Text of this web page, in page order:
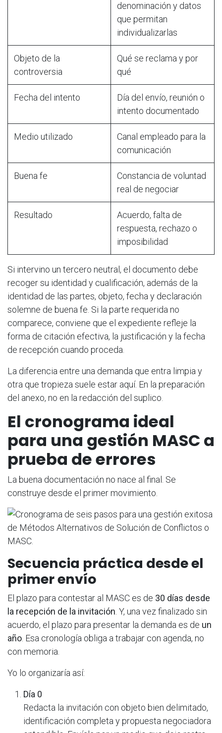
denominación y datos
que permitan
individualizarlas
Objeto de la
controversia
Qué se reclama y por
qué
Fecha del intento
Día del envío, reunión o
intento documentado
Medio utilizado
Canal empleado para la
comunicación
Buena fe
Constancia de voluntad
real de negociar
Resultado
Acuerdo, falta de
respuesta, rechazo o
imposibilidad
Si intervino un tercero neutral, el documento debe
recoger su identidad y cualificación, además de la
identidad de las partes, objeto, fecha y declaración
solemne de buena fe. Si la parte requerida no
comparece, conviene que el expediente refleje la
forma de citación efectiva, la justificación y la fecha
de recepción cuando proceda.
La diferencia entre una demanda que entra limpia y
otra que tropieza suele estar aquí. En la preparación
del anexo, no en la redacción del suplico.
El cronograma ideal
para una gestión MASC a
prueba de errores
La buena documentación no nace al final. Se
construye desde el primer movimiento.
Secuencia práctica desde el
primer envío
El plazo para contestar al MASC es de 30 días desde
la recepción de la invitación. Y, una vez finalizado sin
acuerdo, el plazo para presentar la demanda es de un
año. Esa cronología obliga a trabajar con agenda, no
con memoria.
Yo lo organizaría así:
Día 0
Redacta la invitación con objeto bien delimitado,
identificación completa y propuesta negociadora